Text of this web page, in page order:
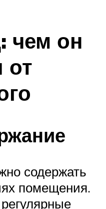
чем он
от
содержать
помещения.